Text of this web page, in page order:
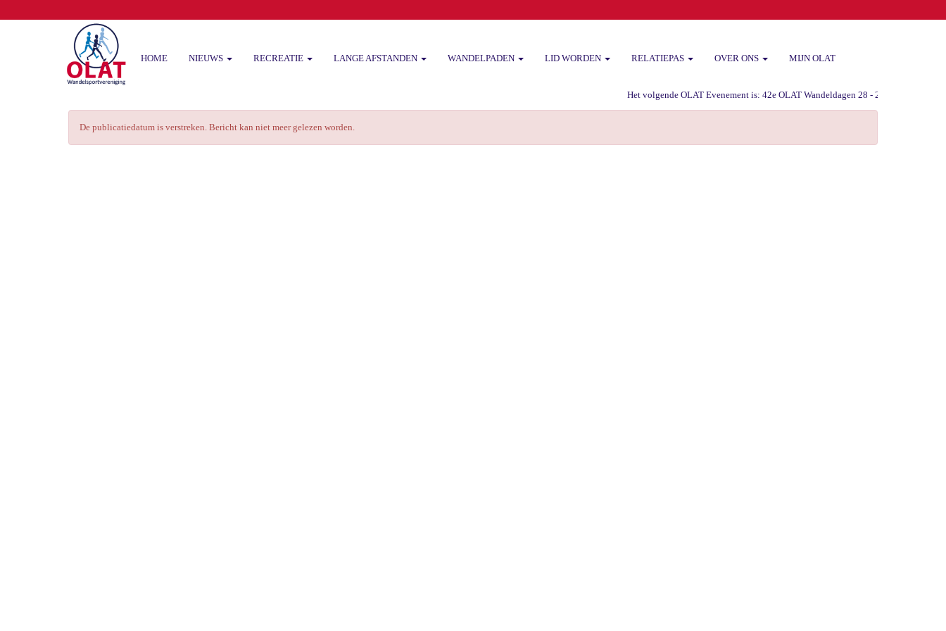
HOME NIEUWS RECREATIE LANGE AFSTANDEN WANDELPADEN LID WORDEN RELATIEPAS OVER ONS MIJN OLAT
Het volgende OLAT Evenement is: 42e OLAT Wandeldagen 28 - 29 -30 augustus
De publicatiedatum is verstreken. Bericht kan niet meer gelezen worden.